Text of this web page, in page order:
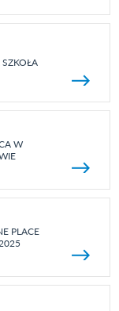
W
PLACE